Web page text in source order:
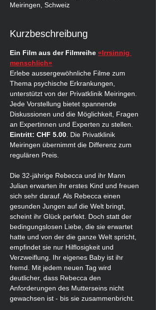
Meiringen, Schweiz
Kurzbeschreibung
Ein Film aus der Filmreihe «Irrsinnig
menschlich»
Erlebe aussergewöhnliche Filme zum
Thema psychische Erkrankungen,
unterstützt von der Privatklinik Meiringen.
Jede Vorstellung bietet spannende
Diskussionen und die Möglichkeit, Fragen
an Expertinnen und Experten zu stellen.
Eintritt: CHF 5.00 . Die Privatklinik
Meiringen übernimmt die Differenz zum
regulären Preis.
Die 32-jährige Rebecca und ihr Mann
Julian erwarten ihr erstes Kind und freuen
sich sehr darauf. Als Rebecca einen
gesunden Jungen auf die Welt bringt,
scheint ihr Glück perfekt. Doch statt der
bedingungslosen Liebe, die sie erwartet
hatte und von der die ganze Welt spricht,
empfindet sie nur Hilflosigkeit und
Verzweiflung. Ihr eigenes Baby ist ihr
fremd. Mit jedem neuen Tag wird
deutlicher, dass Rebecca den
Anforderungen des Mutterseins nicht
gewachsen ist - bis sie zusammenbricht.